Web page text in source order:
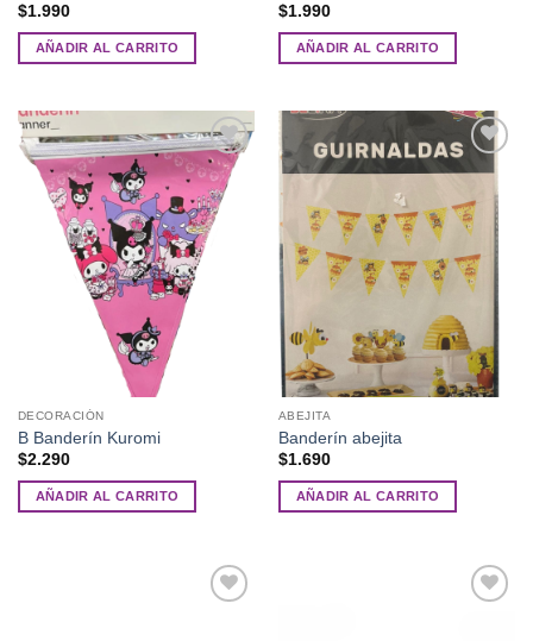
$1.990
AÑADIR AL CARRITO
$1.990
AÑADIR AL CARRITO
Añadir
a la
lista de
deseos
DECORACIÓN
B Banderín Kuromi
$2.290
AÑADIR AL CARRITO
Añadir
lista de
deseos
ABEJITA
Banderín abejita
$1.690
AÑADIR AL CARRITO